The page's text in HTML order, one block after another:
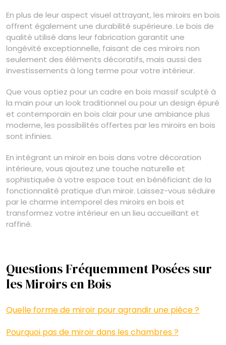
En plus de leur aspect visuel attrayant, les miroirs en bois
offrent également une durabilité supérieure. Le bois de
qualité utilisé dans leur fabrication garantit une
longévité exceptionnelle, faisant de ces miroirs non
seulement des éléments décoratifs, mais aussi des
investissements à long terme pour votre intérieur.
Que vous optiez pour un cadre en bois massif sculpté à
la main pour un look traditionnel ou pour un design épuré
et contemporain en bois clair pour une ambiance plus
moderne, les possibilités offertes par les miroirs en bois
sont infinies.
En intégrant un miroir en bois dans votre décoration
intérieure, vous ajoutez une touche naturelle et
sophistiquée à votre espace tout en bénéficiant de la
fonctionnalité pratique d’un miroir. Laissez-vous séduire
par le charme intemporel des miroirs en bois et
transformez votre intérieur en un lieu accueillant et
raffiné.
Questions Fréquemment Posées sur
les Miroirs en Bois
Quelle forme de miroir pour agrandir une pièce ?
Pourquoi pas de miroir dans les chambres ?